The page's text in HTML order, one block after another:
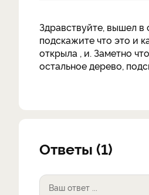
Здравствуйте, вышел в
подскажите что это и
открыла , и. Заметно
остальное дерево,
Ответы (1)